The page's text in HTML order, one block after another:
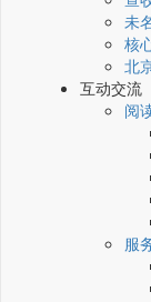
未
核
北
互动交流
阅
服